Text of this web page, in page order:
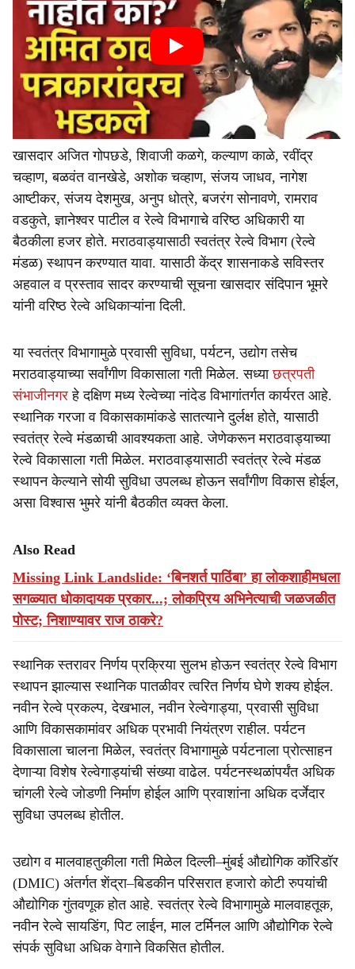
खासदार अजित गोपछडे, शिवाजी कळगे, कल्याण काळे, रवींद्र
चव्हाण, बळवंत वानखेडे, अशोक चव्हाण, संजय जाधव, नागेश
आष्टीकर, संजय देशमुख, अनुप धोत्रे, बजरंग सोनावणे, रामराव
वडकुते, ज्ञानेश्वर पाटील व रेल्वे विभागाचे वरिष्ठ अधिकारी या
बैठकीला हजर होते. मराठवाड्यासाठी स्वतंत्र रेल्वे विभाग (रेल्वे
मंडळ) स्थापन करण्यात यावा. यासाठी केंद्र शासनाकडे सविस्तर
अहवाल व प्रस्ताव सादर करण्याची सूचना खासदार संदिपान भूमरे
यांनी वरिष्ठ रेल्वे अधिकाऱ्यांना दिली.
या स्वतंत्र विभागामुळे प्रवासी सुविधा, पर्यटन, उद्योग तसेच
मराठवाड्याच्या सर्वांगीण विकासाला गती मिळेल. सध्याछत्रपती
संभाजीनगर हे दक्षिण मध्य रेल्वेच्या नांदेड विभागांतर्गत कार्यरत आहे.
स्थानिक गरजा व विकासकामांकडे सातत्याने दुर्लक्ष होते, यासाठी
स्वतंत्र रेल्वे मंडळाची आवश्यकता आहे. जेणेकरून मराठवाड्याच्या
रेल्वे विकासाला गती मिळेल. मराठवाड्यासाठी स्वतंत्र रेल्वे मंडळ
स्थापन केल्याने सोयी सुविधा उपलब्ध होऊन सर्वांगीण विकास होईल,
असा विश्वास भुमरे यांनी बैठकीत व्यक्त केला.
Also Read
Missing Link Landslide: ‘बिनशर्त पाठिंबा’ हा लोकशाहीमधला
सगळ्यात धोकादायक प्रकार...; लोकप्रिय अभिनेत्याची जळजळीत
पोस्ट; निशाण्यावर राज ठाकरे?
स्थानिक स्तरावर निर्णय प्रक्रिया सुलभ होऊन स्वतंत्र रेल्वे विभाग
स्थापन झाल्यास स्थानिक पातळीवर त्वरित निर्णय घेणे शक्य होईल.
नवीन रेल्वे प्रकल्प, देखभाल, नवीन रेल्वेगाड्या, प्रवासी सुविधा
आणि विकासकामांवर अधिक प्रभावी नियंत्रण राहील. पर्यटन
विकासाला चालना मिळेल, स्वतंत्र विभागामुळे पर्यटनाला प्रोत्साहन
देणाऱ्या विशेष रेल्वेगाड्यांची संख्या वाढेल. पर्यटनस्थळांपर्यंत अधिक
चांगली रेल्वे जोडणी निर्माण होईल आणि प्रवाशांना अधिक दर्जेदार
सुविधा उपलब्ध होतील.
उद्योग व मालवाहतुकीला गती मिळेल दिल्ली–मुंबई औद्योगिक कॉरिडॉर
(DMIC) अंतर्गत शेंद्रा–बिडकीन परिसरात हजारो कोटी रुपयांची
औद्योगिक गुंतवणूक होत आहे. स्वतंत्र रेल्वे विभागामुळे मालवाहतूक,
नवीन रेल्वे सायडिंग, पिट लाईन, माल टर्मिनल आणि औद्योगिक रेल्वे
संपर्क सुविधा अधिक वेगाने विकसित होतील.